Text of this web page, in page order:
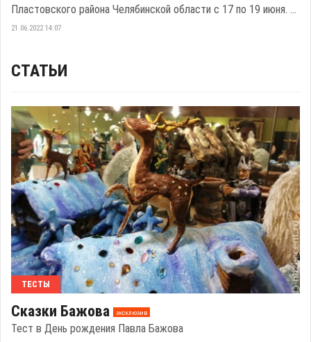
Пластовского района Челябинской области с 17 по 19 июня. ...
21.06.2022 14:07
СТАТЬИ
ТЕСТЫ
Сказки Бажова эксклюзив
Тест в День рождения Павла Бажова